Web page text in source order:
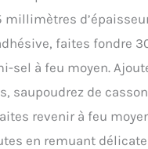
millimètres
faites fondre
sel à feu moyen.
saupoudrez de
revenir à feu
en remuant